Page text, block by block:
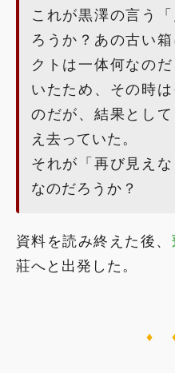
これが黒澤の言う
ろうか？あの古い
クトは一体何なの
いたため、その時
のだが、結果とし
え去っていた。
それが「再び見え
なのだろうか？
資料を読み終えた後、
莊へと出発した。
♦